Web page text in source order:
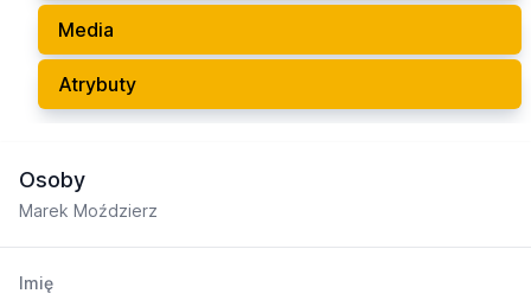
Media
Atrybuty
Osoby
Marek Moździerz
Imię